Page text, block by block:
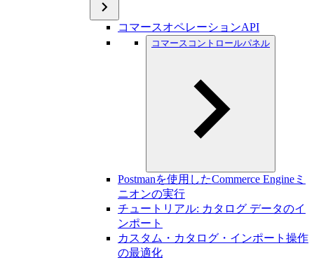
コマースオペレーションAPI
コマースコントロールパネル
Postmanを使用したCommerce Engineミ
ニオンの実行
チュートリアル: カタログ データのイ
ンポート
カスタム・カタログ・インポート操作
の最適化